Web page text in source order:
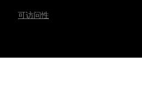
可访问性